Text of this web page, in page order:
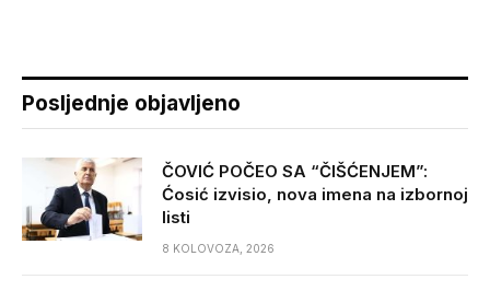
Posljednje objavljeno
ČOVIĆ POČEO SA “ČIŠĆENJEM”:
Ćosić izvisio, nova imena na izbornoj
listi
8 KOLOVOZA, 2026